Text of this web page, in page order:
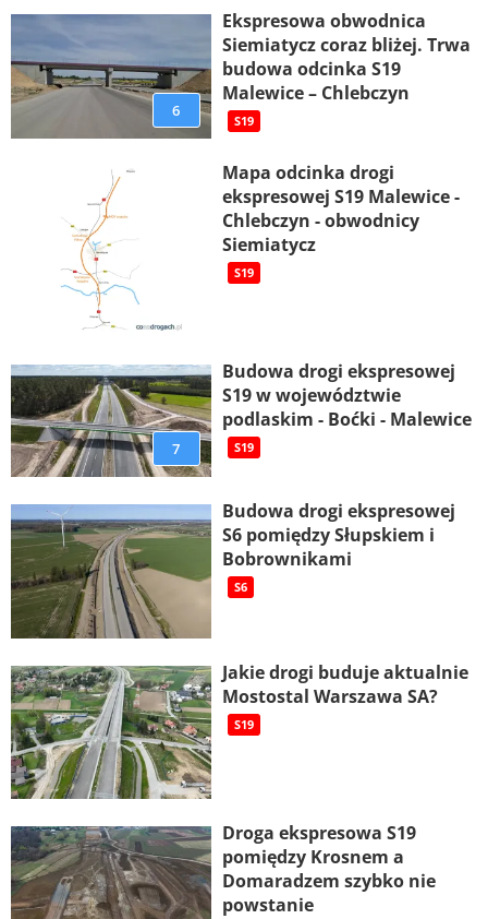
6
Ekspresowa obwodnica
Siemiatycz coraz bliżej. Trwa
budowa odcinka S19
Malewice – Chlebczyn
S19
Mapa odcinka drogi
ekspresowej S19 Malewice -
Chlebczyn - obwodnicy
Siemiatycz
S19
7
Budowa drogi ekspresowej
S19 w województwie
podlaskim - Boćki - Malewice
S19
Budowa drogi ekspresowej
S6 pomiędzy Słupskiem i
Bobrownikami
S6
Jakie drogi buduje aktualnie
Mostostal Warszawa SA?
S19
Droga ekspresowa S19
pomiędzy Krosnem a
Domaradzem szybko nie
powstanie